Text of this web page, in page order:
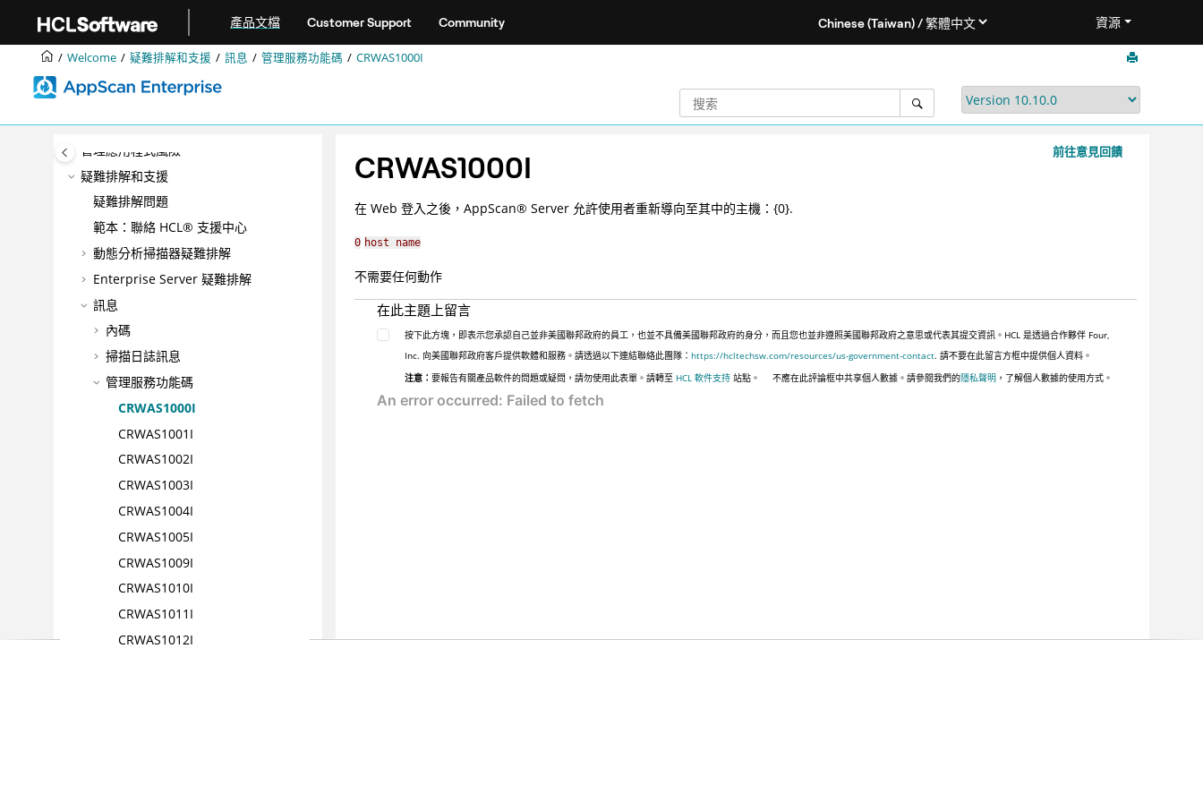
產品文檔 Customer Support Community 資源
Welcome 疑難排解和支援 訊息 管理服務功能碼 CRWAS1000I
整合
DevOps
配置
管理
管理應用程式風險
疑難排解和支援
疑難排解問題
範本：聯絡 HCL® 支援中心
動態分析掃描器疑難排解
Enterprise Server 疑難排解
訊息
內碼
掃描日誌訊息
管理服務功能碼
CRWAS1000I
CRWAS1001I
CRWAS1002I
CRWAS1003I
CRWAS1004I
CRWAS1005I
CRWAS1009I
CRWAS1010I
CRWAS1011I
CRWAS1012I
前往意見回饋
CRWAS1000I
在 Web 登入之後，AppScan® Server 允許使用者重新導向至其中的主機：{0}.
0 host name
不需要任何動作
在此主題上留言
按下此方塊，即表示您承認自己並非美國聯邦政府的員工，也並不具備美國聯邦政府的身分，而且您也並非遵照美國聯邦政府之意思或代表其提交資訊。HCL 是透過合作夥伴 Four,
Inc. 向美國聯邦政府客戶提供軟體和服務。請透過以下連結聯絡此團隊：https://hcltechsw.com/resources/us-government-contact. 請不要在此留言方框中提供個人資料。
注意：要報告有關產品軟件的問題或疑問，請勿使用此表單。請轉至 HCL 軟件支持 站點。 不應在此評論框中共享個人數據。請參閱我們的隱私聲明 ，了解個人數據的使用方式。